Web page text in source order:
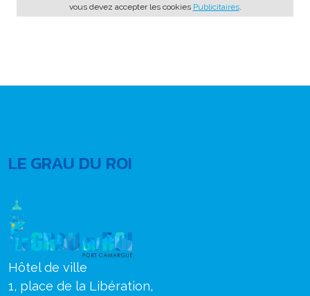
vous devez accepter les cookies Publicitaires.
LE GRAU DU ROI
Hôtel de ville
1, place de la Libération,